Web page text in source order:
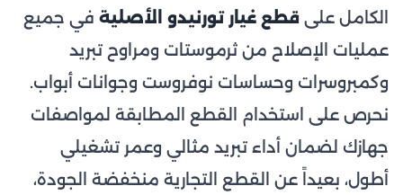
الكامل على قطع غيار تورنيدو الأصلية في جميع
عمليات الإصلاح من ثرموستات ومراوح تبريد
وكمبروسرات وحساسات نوفروست وجوانات أبواب.
نحرص على استخدام القطع المطابقة لمواصفات
جهازك لضمان أداء تبريد مثالي وعمر تشغيلي
أطول، بعيداً عن القطع التجارية منخفضة الجودة،